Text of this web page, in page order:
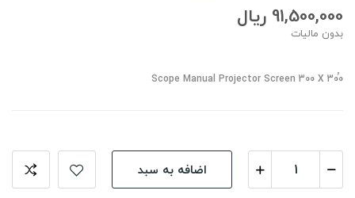
91,500,000 ریال
بدون مالیات
Scope Manual Projector Screen 300 X 300ُ
اضافه به سبد